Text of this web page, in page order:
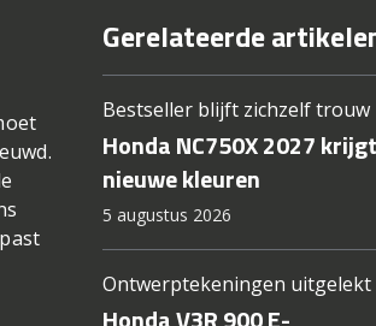
Gerelateerde
Bestseller blijft zichzelf trouw
Honda NC750X 2027 krijgt
nieuwe kleuren
5 augustus 2026
Ontwerptekeningen uitgelekt